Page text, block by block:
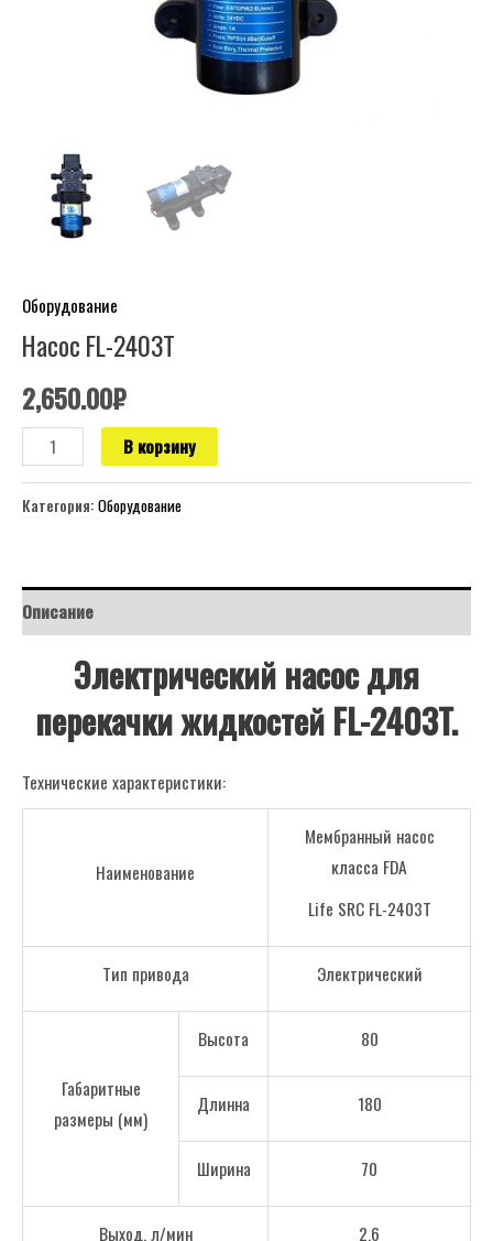
Оборудование
Насос FL-2403T
2,650.00₽
В корзину
Категория:Оборудование
Описание
Электрический насос для
перекачки жидкостей FL-2403T.
Технические характеристики:
Наименование
Мембранный насос
класса FDA
Life SRC FL-2403T
Тип привода Электрический
Габаритные
размеры (мм)
Высота 80
Длинна 180
Ширина 70
Выход, л/мин 2,6